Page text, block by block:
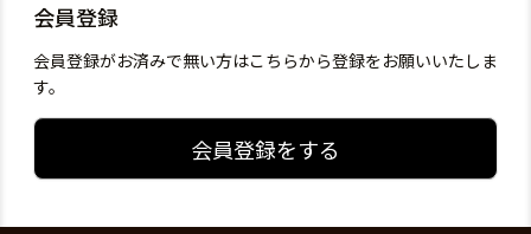
会員登録
会員登録がお済みで無い方はこちらから登録をお願いいたしま
す。
会員登録をする